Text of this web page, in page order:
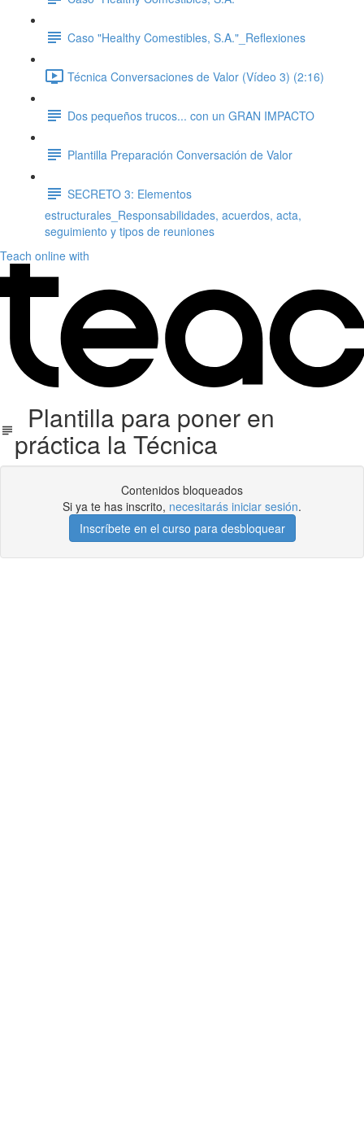
Caso "Healthy Comestibles, S.A."_Reflexiones
Técnica Conversaciones de Valor (Vídeo 3) (2:16)
Dos pequeños trucos... con un GRAN IMPACTO
Plantilla Preparación Conversación de Valor
SECRETO 3: Elementos
estructurales_Responsabilidades, acuerdos, acta,
seguimiento y tipos de reuniones
Teach online with
Plantilla para poner en
práctica la Técnica
Contenidos bloqueados
Si ya te has inscrito, necesitarás iniciar sesión.
Inscríbete en el curso para desbloquear